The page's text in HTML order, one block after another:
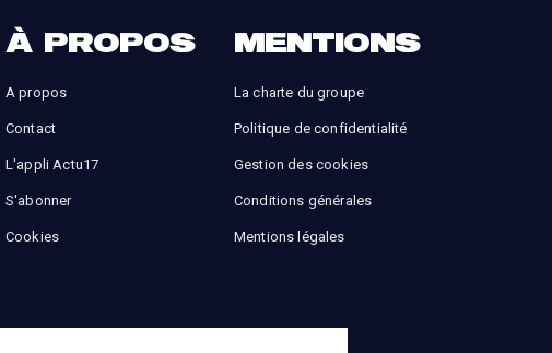
À PROPOS
A propos
Contact
L'appli Actu17
S'abonner
Cookies
MENTIONS
La charte du groupe
Politique de confidentialité
Gestion des cookies
Conditions générales
Mentions légales